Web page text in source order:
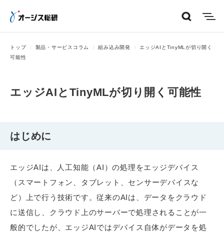
トップ 製品・サービスコラム 組み込み開発
エッジAIとTinyMLが切り開く
可能性
エッジAIとTinyMLが切り開く可能性
はじめに
エッジAIは、人工知能（AI）の処理をエッジデバイス
（スマートフォン、タブレット、センサーデバイスな
ど）上で行う技術です。従来のAIは、データをクラウド
に送信し、クラウド上のサーバーで処理されることが一
般的でしたが、エッジAIではデバイス自体がデータを処